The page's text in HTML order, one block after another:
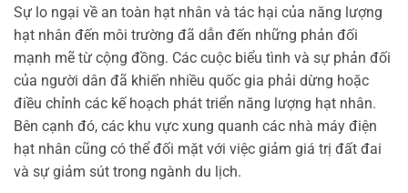
Sự lo ngại về an toàn hạt nhân và tác hại của năng lượng
hạt nhân đến môi trường đã dẫn đến những phản đối
mạnh mẽ từ cộng đồng. Các cuộc biểu tình và sự phản đối
của người dân đã khiến nhiều quốc gia phải dừng hoặc
điều chỉnh các kế hoạch phát triển năng lượng hạt nhân.
Bên cạnh đó, các khu vực xung quanh các nhà máy điện
hạt nhân cũng có thể đối mặt với việc giảm giá trị đất đai
và sự giảm sút trong ngành du lịch.